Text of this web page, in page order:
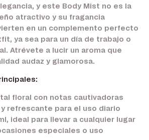
y este Body Mist no es la
atractivo y su fragancia
en un complemento perfecto
ya sea para un día de trabajo o
Atrévete a lucir un aroma que
audaz y glamorosa.
floral con notas cautivadoras
y refrescante para el uso diario
ideal para llevar a cualquier lugar
especiales o uso